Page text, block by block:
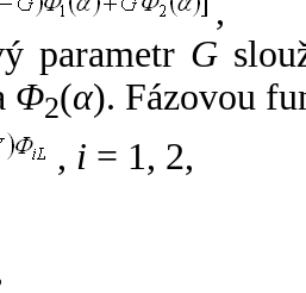
,
parametr G
Φ2(α). Fázovou
, i = 1, 2,